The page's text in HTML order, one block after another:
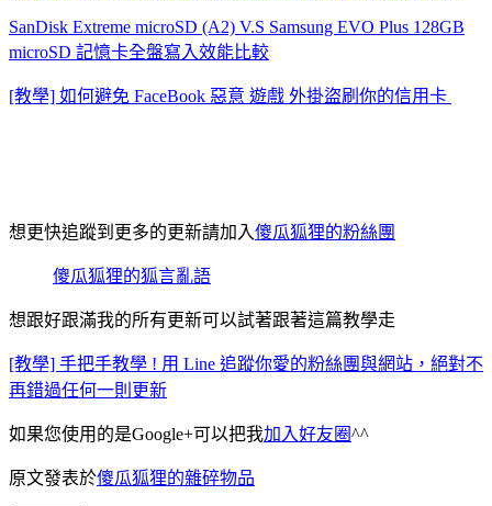
SanDisk Extreme microSD (A2) V.S Samsung EVO Plus 128GB
microSD 記憶卡全盤寫入效能比較
[教學] 如何避免 FaceBook 惡意 遊戲 外掛盜刷你的信用卡
想更快追蹤到更多的更新請加入傻瓜狐狸的粉絲團
傻瓜狐狸的狐言亂語
想跟好跟滿我的所有更新可以試著跟著這篇教學走
[教學] 手把手教學 ! 用 Line 追蹤你愛的粉絲團與網站，絕對不
再錯過任何一則更新
如果您使用的是Google+可以把我加入好友圈^^
原文發表於傻瓜狐狸的雜碎物品